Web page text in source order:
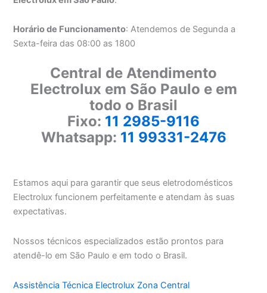
Horário de Funcionamento: Atendemos de Segunda a
Sexta-feira das 08:00 as 1800
Central de Atendimento
Electrolux em São Paulo e em
todo o Brasil
Fixo: 11 2985-9116
Whatsapp: 11 99331-2476
Estamos aqui para garantir que seus eletrodomésticos
Electrolux funcionem perfeitamente e atendam às suas
expectativas.
Nossos técnicos especializados estão prontos para
atendê-lo em São Paulo e em todo o Brasil.
Assistência Técnica Electrolux Zona Central